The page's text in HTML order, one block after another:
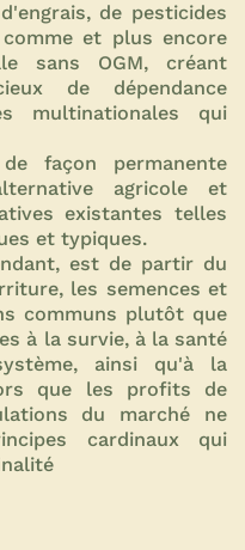
de pesticides
et plus encore
sans OGM, créant
de dépendance
multinationales qui
façon permanente
agricole et
existantes telles
et typiques.
est de partir du
les semences et
communs plutôt que
à la survie, à la santé
ainsi qu'à la
que les profits de
du marché ne
cardinaux qui